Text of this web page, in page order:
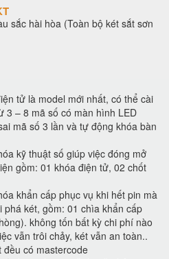
sắc hài hòa (Toàn bộ két sắt sơn
tử là model mới nhất, có thể cài
3 – 8 mã số có màn hình LED
mã số 3 lần và tự động khóa bàn
kỹ thuật số giúp việc đóng mở
gồm: 01 khóa điện tử, 02 chốt
khẩn cấp phục vụ khi hết pin mà
phá két, gồm: 01 chìa khẩn cấp
không tốn bất kỳ chi phí nào
vẫn trôi chảy, két vẫn an toàn..
đều có mastercode